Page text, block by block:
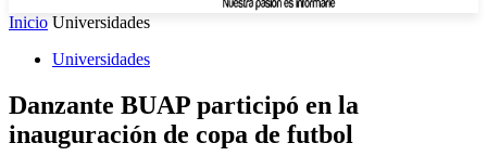
Inicio Universidades
Universidades
Danzante BUAP participó en la
inauguración de copa de futbol